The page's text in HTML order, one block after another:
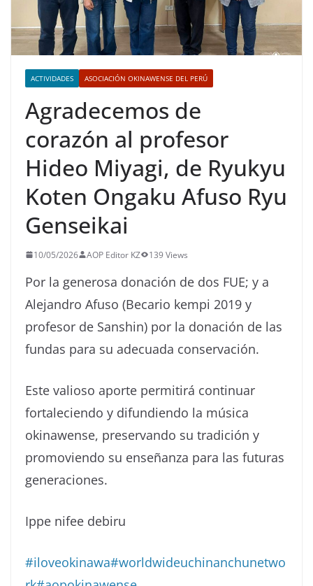
ACTIVIDADES ASOCIACIÓN OKINAWENSE DEL PERÚ
Agradecemos de
corazón al profesor
Hideo Miyagi, de Ryukyu
Koten Ongaku Afuso Ryu
Genseikai
10/05/2026 AOP Editor KZ 139 Views
Por la generosa donación de dos FUE; y a
Alejandro Afuso (Becario kempi 2019 y
profesor de Sanshin) por la donación de las
fundas para su adecuada conservación.
Este valioso aporte permitirá continuar
fortaleciendo y difundiendo la música
okinawense, preservando su tradición y
promoviendo su enseñanza para las futuras
generaciones.
Ippe nifee debiru
#iloveokinawa#worldwideuchinanchunetwo